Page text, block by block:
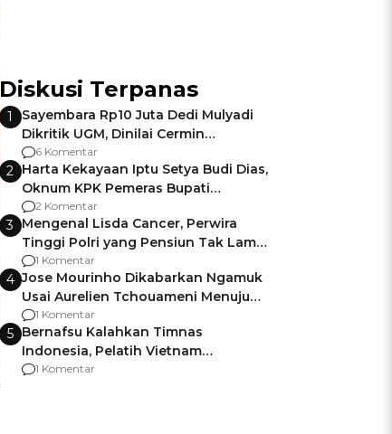
Diskusi Terpanas
1
Sayembara Rp10 Juta Dedi Mulyadi
Dikritik UGM, Dinilai Cermin
Gagalnya Negara Jamin Keamanan
6 Komentar
2 Harta Kekayaan Iptu Setya Budi Dias,
Oknum KPK Pemeras Bupati
Pemalang
2 Komentar
3 Mengenal Lisda Cancer, Perwira
Tinggi Polri yang Pensiun Tak Lama
Usai Jadi Brigjen
1 Komentar
4 Jose Mourinho Dikabarkan Ngamuk
Usai Aurelien Tchouameni Menuju
Manchester United
1 Komentar
5 Bernafsu Kalahkan Timnas
Indonesia, Pelatih Vietnam
Berencana Pakai Jimat di Pakansari
1 Komentar